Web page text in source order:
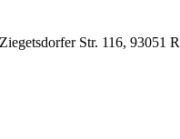
Str. 116, 93051